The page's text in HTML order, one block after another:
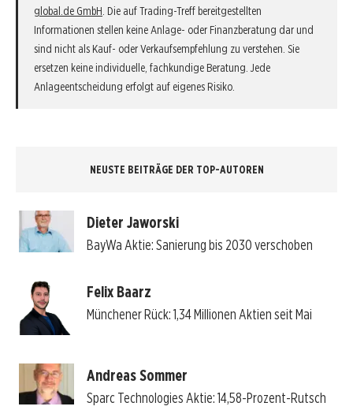
global.de GmbH . Die auf Trading-Treff bereitgestellten
Informationen stellen keine Anlage- oder Finanzberatung dar und
sind nicht als Kauf- oder Verkaufsempfehlung zu verstehen. Sie
ersetzen keine individuelle, fachkundige Beratung. Jede
Anlageentscheidung erfolgt auf eigenes Risiko.
NEUSTE BEITRÄGE DER TOP-AUTOREN
Dieter Jaworski
BayWa Aktie: Sanierung bis 2030 verschoben
Felix Baarz
Münchener Rück: 1,34 Millionen Aktien seit Mai
Andreas Sommer
Sparc Technologies Aktie: 14,58-Prozent-Rutsch